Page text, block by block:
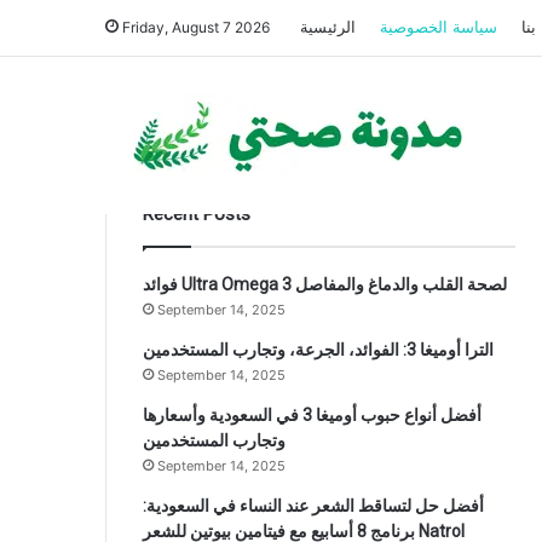
Friday, August 7 2026 الرئيسية سياسة الخصوصية
Recent Posts
فوائد Ultra Omega 3 لصحة القلب والدماغ والمفاصل
September 14, 2025
الترا أوميغا 3: الفوائد، الجرعة، وتجارب المستخدمين
September 14, 2025
أفضل أنواع حبوب أوميغا 3 في السعودية وأسعارها
وتجارب المستخدمين
September 14, 2025
أفضل حل لتساقط الشعر عند النساء في السعودية:
برنامج 8 أسابيع مع فيتامين بيوتين للشعر Natrol